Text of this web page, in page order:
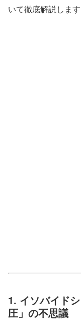
いて徹底解説します
1. イソバイド
圧」の不思議